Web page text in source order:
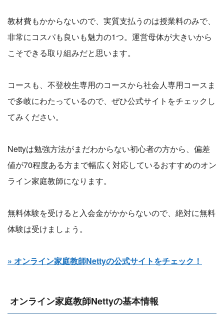
教材費もかからないので、実質支払うのは授業料のみで、
非常にコスパも良いも魅力の1つ。運営母体が大きいから
こそできる取り組みだと思います。
コースも、不登校生専用のコースから社会人専用コースま
で多岐にわたっているので、ぜひ公式サイトをチェックし
てみください。
Nettyは勉強方法がまだわからない初心者の方から、偏差
値が70程度ある方まで幅広く対応しているおすすめのオン
ライン家庭教師になります。
無料体験を受けると入会金がかからないので、絶対に無料
体験は受けましょう。
» オンライン家庭教師Nettyの公式サイトをチェック！
オンライン家庭教師Nettyの基本情報